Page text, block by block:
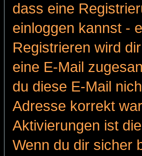
dass eine
einloggen kannst -
Registrieren wird
eine E-Mail
du diese E-Mail
Adresse korrekt
Aktivierungen ist
Wenn du dir sicher